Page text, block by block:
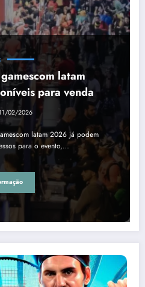
latam
para venda
02/2026
latam 2026 já podem
para o evento,…